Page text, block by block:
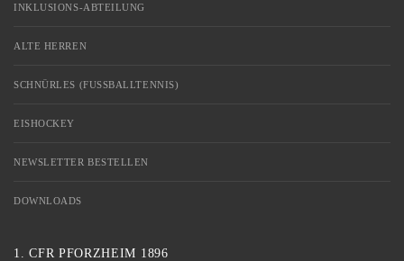
INKLUSIONS-ABTEILUNG
ALTE HERREN
SCHNÜRLES (FUSSBALLTENNIS)
EISHOCKEY
NEWSLETTER BESTELLEN
DOWNLOADS
1. CFR PFORZHEIM 1896